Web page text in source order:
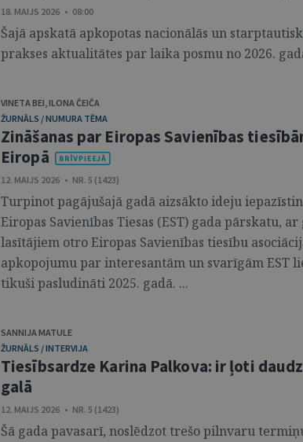
18. MAIJS 2026 • 08:00
Šajā apskatā apkopotas nacionālās un
prakses aktualitātes par laika posmu no 2026.
VINETA BEI,ILONA ČEIČA
ŽURNĀLS / NUMURA TĒMA
Zināšanas par Eiropas Savienības
Eiropā
12. MAIJS 2026 • NR. 5 (1423)
Turpinot pagājušajā gadā aizsākto ideju
Eiropas Savienības Tiesas (EST) gada pārskatu,
lasītājiem otro Eiropas Savienības tiesību
apkopojumu par interesantām un svarīgām EST
tikuši pasludināti 2025. gadā. ...
SANNIJA MATULE
ŽURNĀLS / INTERVIJA
Tiesībsardze Karina Palkova: ir ļoti
galā
12. MAIJS 2026 • NR. 5 (1423)
Šā gada pavasarī, noslēdzot trešo pilnvaru